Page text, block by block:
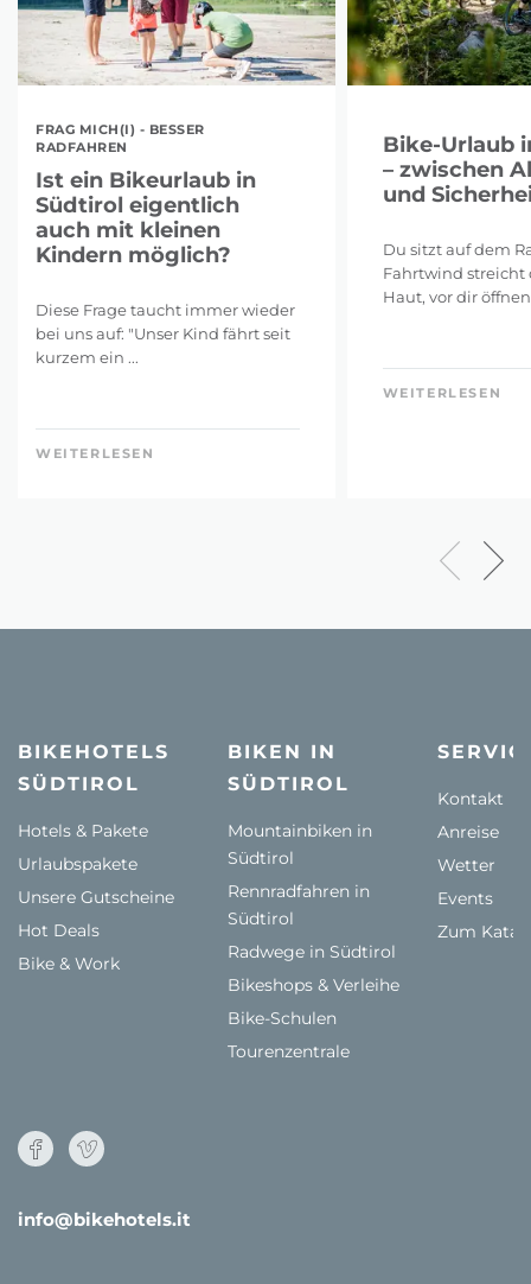
FRAG MICH(I) - BESSER
RADFAHREN
Ist ein Bikeurlaub in
Südtirol eigentlich
auch mit kleinen
Kindern möglich?
Diese Frage taucht immer wieder
bei uns auf: "Unser Kind fährt seit
kurzem ein ...
WEITERLESEN
Bike-Urlaub
– zwischen
und
Du sitzt auf dem
Fahrtwind streicht
Haut, vor dir öffnen
WEITERLESEN
BIKEHOTELS
SÜDTIROL
Hotels & Pakete
Urlaubspakete
Unsere Gutscheine
Hot Deals
Bike & Work
BIKEN IN
SÜDTIROL
Mountainbiken in
Südtirol
Rennradfahren in
Südtirol
Radwege in Südtirol
Bikeshops & Verleihe
Bike-Schulen
Tourenzentrale
Kontakt
Anreise
Wetter
Events
Zum
info@bikehotels.it